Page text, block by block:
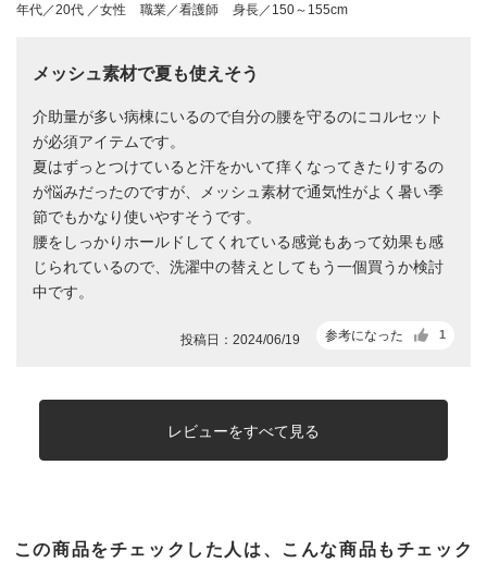
年代／20代 ／女性 職業／看護師 身長／150～155cm
メッシュ素材で夏も使えそう
介助量が多い病棟にいるので自分の腰を守るのにコルセット
が必須アイテムです。
夏はずっとつけていると汗をかいて痒くなってきたりするの
が悩みだったのですが、メッシュ素材で通気性がよく暑い季
節でもかなり使いやすそうです。
腰をしっかりホールドしてくれている感覚もあって効果も感
じられているので、洗濯中の替えとしてもう一個買うか検討
中です。
参考になった 1
投稿日：2024/06/19
レビューをすべて見る
この商品をチェックした人は、こんな商品もチェック